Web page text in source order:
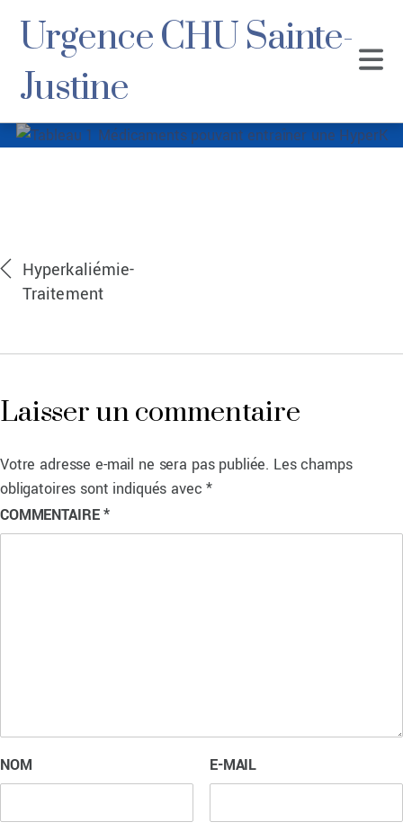
Urgence CHU Sainte-
Justine
pouvant entraîner
Hyperkaliémie-
Traitement
Laisser un commentaire
Votre adresse e-mail ne sera pas publiée. Les champs
obligatoires sont indiqués avec*
COMMENTAIRE*
NOM E-MAIL